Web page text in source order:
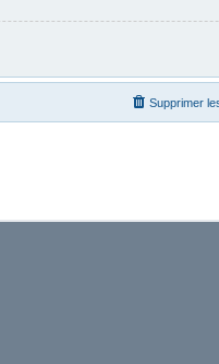
Supprimer